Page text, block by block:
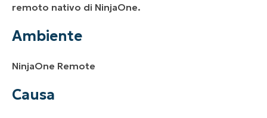
remoto nativo di NinjaOne.
Ambiente
NinjaOne Remote
Causa